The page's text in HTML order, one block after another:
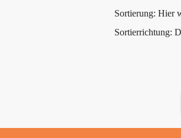
Sortierung: Hier
Sortierrichtung: